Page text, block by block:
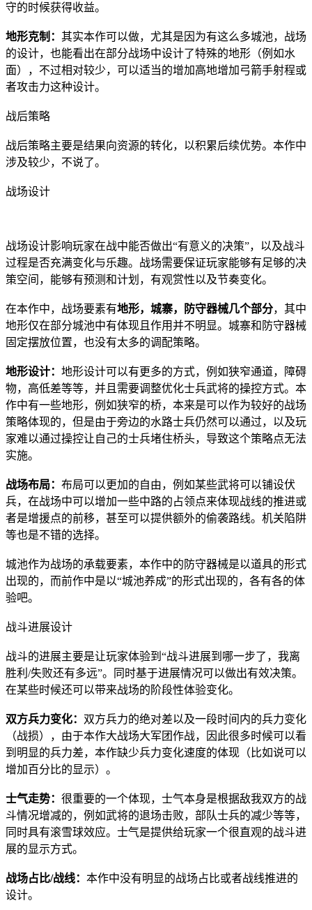
守的时候获得收益。
地形克制： 其实本作可以做，尤其是因为有这么多城池，战场
的设计，也能看出在部分战场中设计了特殊的地形（例如水
面），不过相对较少，可以适当的增加高地增加弓箭手射程或
者攻击力这种设计。
战后策略
战后策略主要是结果向资源的转化，以积累后续优势。本作中
涉及较少，不说了。
战场设计
战场设计影响玩家在战中能否做出“有意义的决策”，以及战斗
过程是否充满变化与乐趣。战场需要保证玩家能够有足够的决
策空间，能够有预测和计划，有观赏性以及节奏变化。
在本作中，战场要素有地形，城寨，防守器械几个部分，其中
地形仅在部分城池中有体现且作用并不明显。城寨和防守器械
固定摆放位置，也没有太多的调配策略。
地形设计： 地形设计可以有更多的方式，例如狭窄通道，障碍
物，高低差等等，并且需要调整优化士兵武将的操控方式。本
作中有一些地形，例如狭窄的桥，本来是可以作为较好的战场
策略体现的，但是由于旁边的水路士兵仍然可以通过，以及玩
家难以通过操控让自己的士兵堵住桥头，导致这个策略点无法
实施。
战场布局： 布局可以更加的自由，例如某些武将可以铺设伏
兵，在战场中可以增加一些中路的占领点来体现战线的推进或
者是增援点的前移，甚至可以提供额外的偷袭路线。机关陷阱
等也是不错的选择。
城池作为战场的承载要素，本作中的防守器械是以道具的形式
出现的，而前作中是以“城池养成”的形式出现的，各有各的体
验吧。
战斗进展设计
战斗的进展主要是让玩家体验到“战斗进展到哪一步了，我离
胜利/失败还有多远”。同时基于进展情况可以做出有效决策。
在某些时候还可以带来战场的阶段性体验变化。
双方兵力变化： 双方兵力的绝对差以及一段时间内的兵力变化
（战损），由于本作大战场大军团作战，因此很多时候可以看
到明显的兵力差，本作缺少兵力变化速度的体现（比如说可以
增加百分比的显示）。
士气走势： 很重要的一个体现，士气本身是根据敌我双方的战
斗情况增减的，例如武将的退场击败，部队士兵的减少等等，
同时具有滚雪球效应。士气是提供给玩家一个很直观的战斗进
展的显示方式。
战场占比/战线： 本作中没有明显的战场占比或者战线推进的
设计。